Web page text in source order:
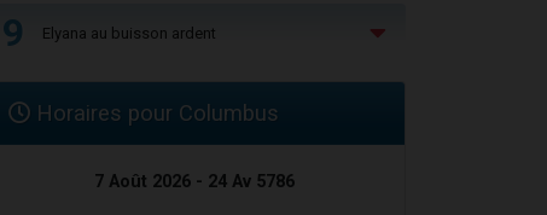
9 Elyana au buisson ardent
Horaires pour Columbus
7 Août 2026 - 24 Av 5786